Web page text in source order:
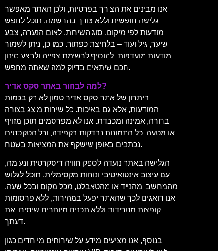
אנו מבינים את הצורך בפרטיות, ולכן האתר מאפשר
גלישה חופשית וללא צורך בהרשמה. תוכל לחפש
מודעות לפי מיקום, סוג השירות, לאום הנערה, צבע
שיער, גיל ועוד – בלחיצת כפתור. כמו כן, ניתן לשמור
מודעות מועדפות, להוסיף לרשימת צפייה ולבצע סינון
חכם שיתאים בדיוק למה שאתה מחפש.
למה לבחור באתר סקס אדיר?
היתרון של אתר סקס אדיר טמון לא רק בכמות
המודעות, אלא גם באיכות. כל שירות מוצג בצורה
ברורה, אמינה ומכבדת. אנו לא מפרסמים תוכן מזויף
או מטעה. כל התמונות נבדקות בקפידה, וכל הטקסטים
נכתבים באופן שישקף את המציאות בשטח.
הגלישה באתר נועדה לספק חוויה דיסקרטית ונעימה,
עם עיצוב אינטואיטיבי ונוחות מקסימלית. תוכל לגלוש
מהמחשב, מהנייד או מהטאבלט, מכל מקום ובכל שעה.
אנו דואגים לכך שהאתר יפעל במהירות, ללא פרסומות
קופצות מטרידות וללא תכנים מיותרים שיסיחו את
דעתך.
בנוסף, אנו מציעים מידע על שירותים מיוחדים כגון